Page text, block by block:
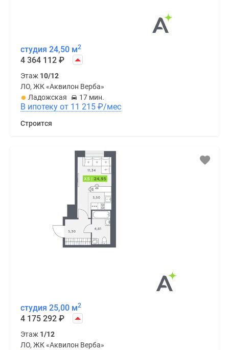
студия 24,50 м2
4 364 112 ₽
Этаж 10/12
ЛО, ЖК «Аквилон Верба»
Ладожская
17 мин.
В ипотеку от 11 215 ₽/мес
Строится
студия 25,00 м2
4 175 292 ₽
Этаж 1/12
ЛО, ЖК «Аквилон Верба»